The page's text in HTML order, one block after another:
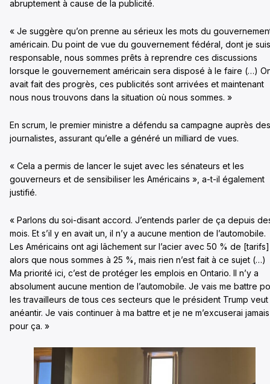
abruptement à cause de la publicité.
« Je suggère qu’on prenne au sérieux les mots du
américain. Du point de vue du gouvernement fédéral, dont je suis
responsable, nous sommes prêts à reprendre ces discussions
lorsque le gouvernement américain sera disposé à le faire (…)
avait fait des progrès, ces publicités sont arrivées et maintenant
nous nous trouvons dans la situation où nous sommes. »
En scrum, le premier ministre a défendu sa campagne auprès des
journalistes, assurant qu’elle a généré un milliard de vues.
« Cela a permis de lancer le sujet avec les sénateurs et les
gouverneurs et de sensibiliser les Américains », a-t-il également
justifié.
« Parlons du soi-disant accord. J’entends parler de ça depuis
mois. Et s’il y en avait un, il n’y a aucune mention de l’automobile.
Les Américains ont agi lâchement sur l’acier avec 50 % de [tarifs]
alors que nous sommes à 25 %, mais rien n’est fait à ce sujet (…)
Ma priorité ici, c’est de protéger les emplois en Ontario. Il n’y a
absolument aucune mention de l’automobile. Je vais me battre
les travailleurs de tous ces secteurs que le président Trump veut
anéantir. Je vais continuer à ma battre et je ne m’excuserai jamais
pour ça. »